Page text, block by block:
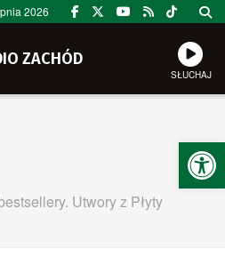
2026
ZACHÓD
SŁUCHAJ
Utwory z Płyty